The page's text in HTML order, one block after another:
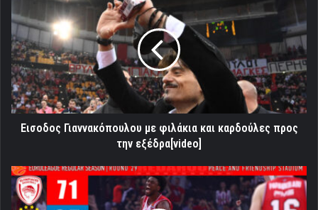
Γιαννακόπουλου
με
φιλάκια
και
καρδούλες
προς
την
εξέδρα[video]
Εισοδος Γιαννακόπουλου με φιλάκια και καρδούλες προς
την εξέδρα[video]
Ο
«πελάτης»
προσκύνησε